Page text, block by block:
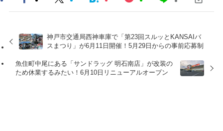
神戸市交通局西神車庫で「第23回スルッとKANSAIバ
スまつり」が6月11日開催！5月29日からの事前応募制
魚住町中尾にある「サンドラッグ 明石南店」が改装の
ため休業するみたい！6月10日リニューアルオープン